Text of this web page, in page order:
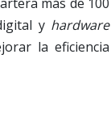
y hardware
la eficiencia